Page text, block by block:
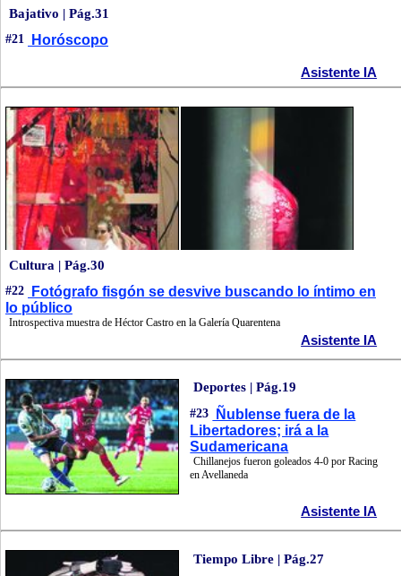
Bajativo | Pág.31
#21 Horóscopo
Asistente IA
Cultura | Pág.30
#22
Fotógrafo fisgón se desvive buscando lo íntimo en
lo público
Introspectiva muestra de Héctor Castro en la Galería Quarentena
Asistente IA
Deportes | Pág.19
#23
Ñublense fuera de la
Libertadores; irá a la
Sudamericana
Chillanejos fueron goleados 4-0 por Racing
en Avellaneda
Asistente IA
Tiempo Libre | Pág.27